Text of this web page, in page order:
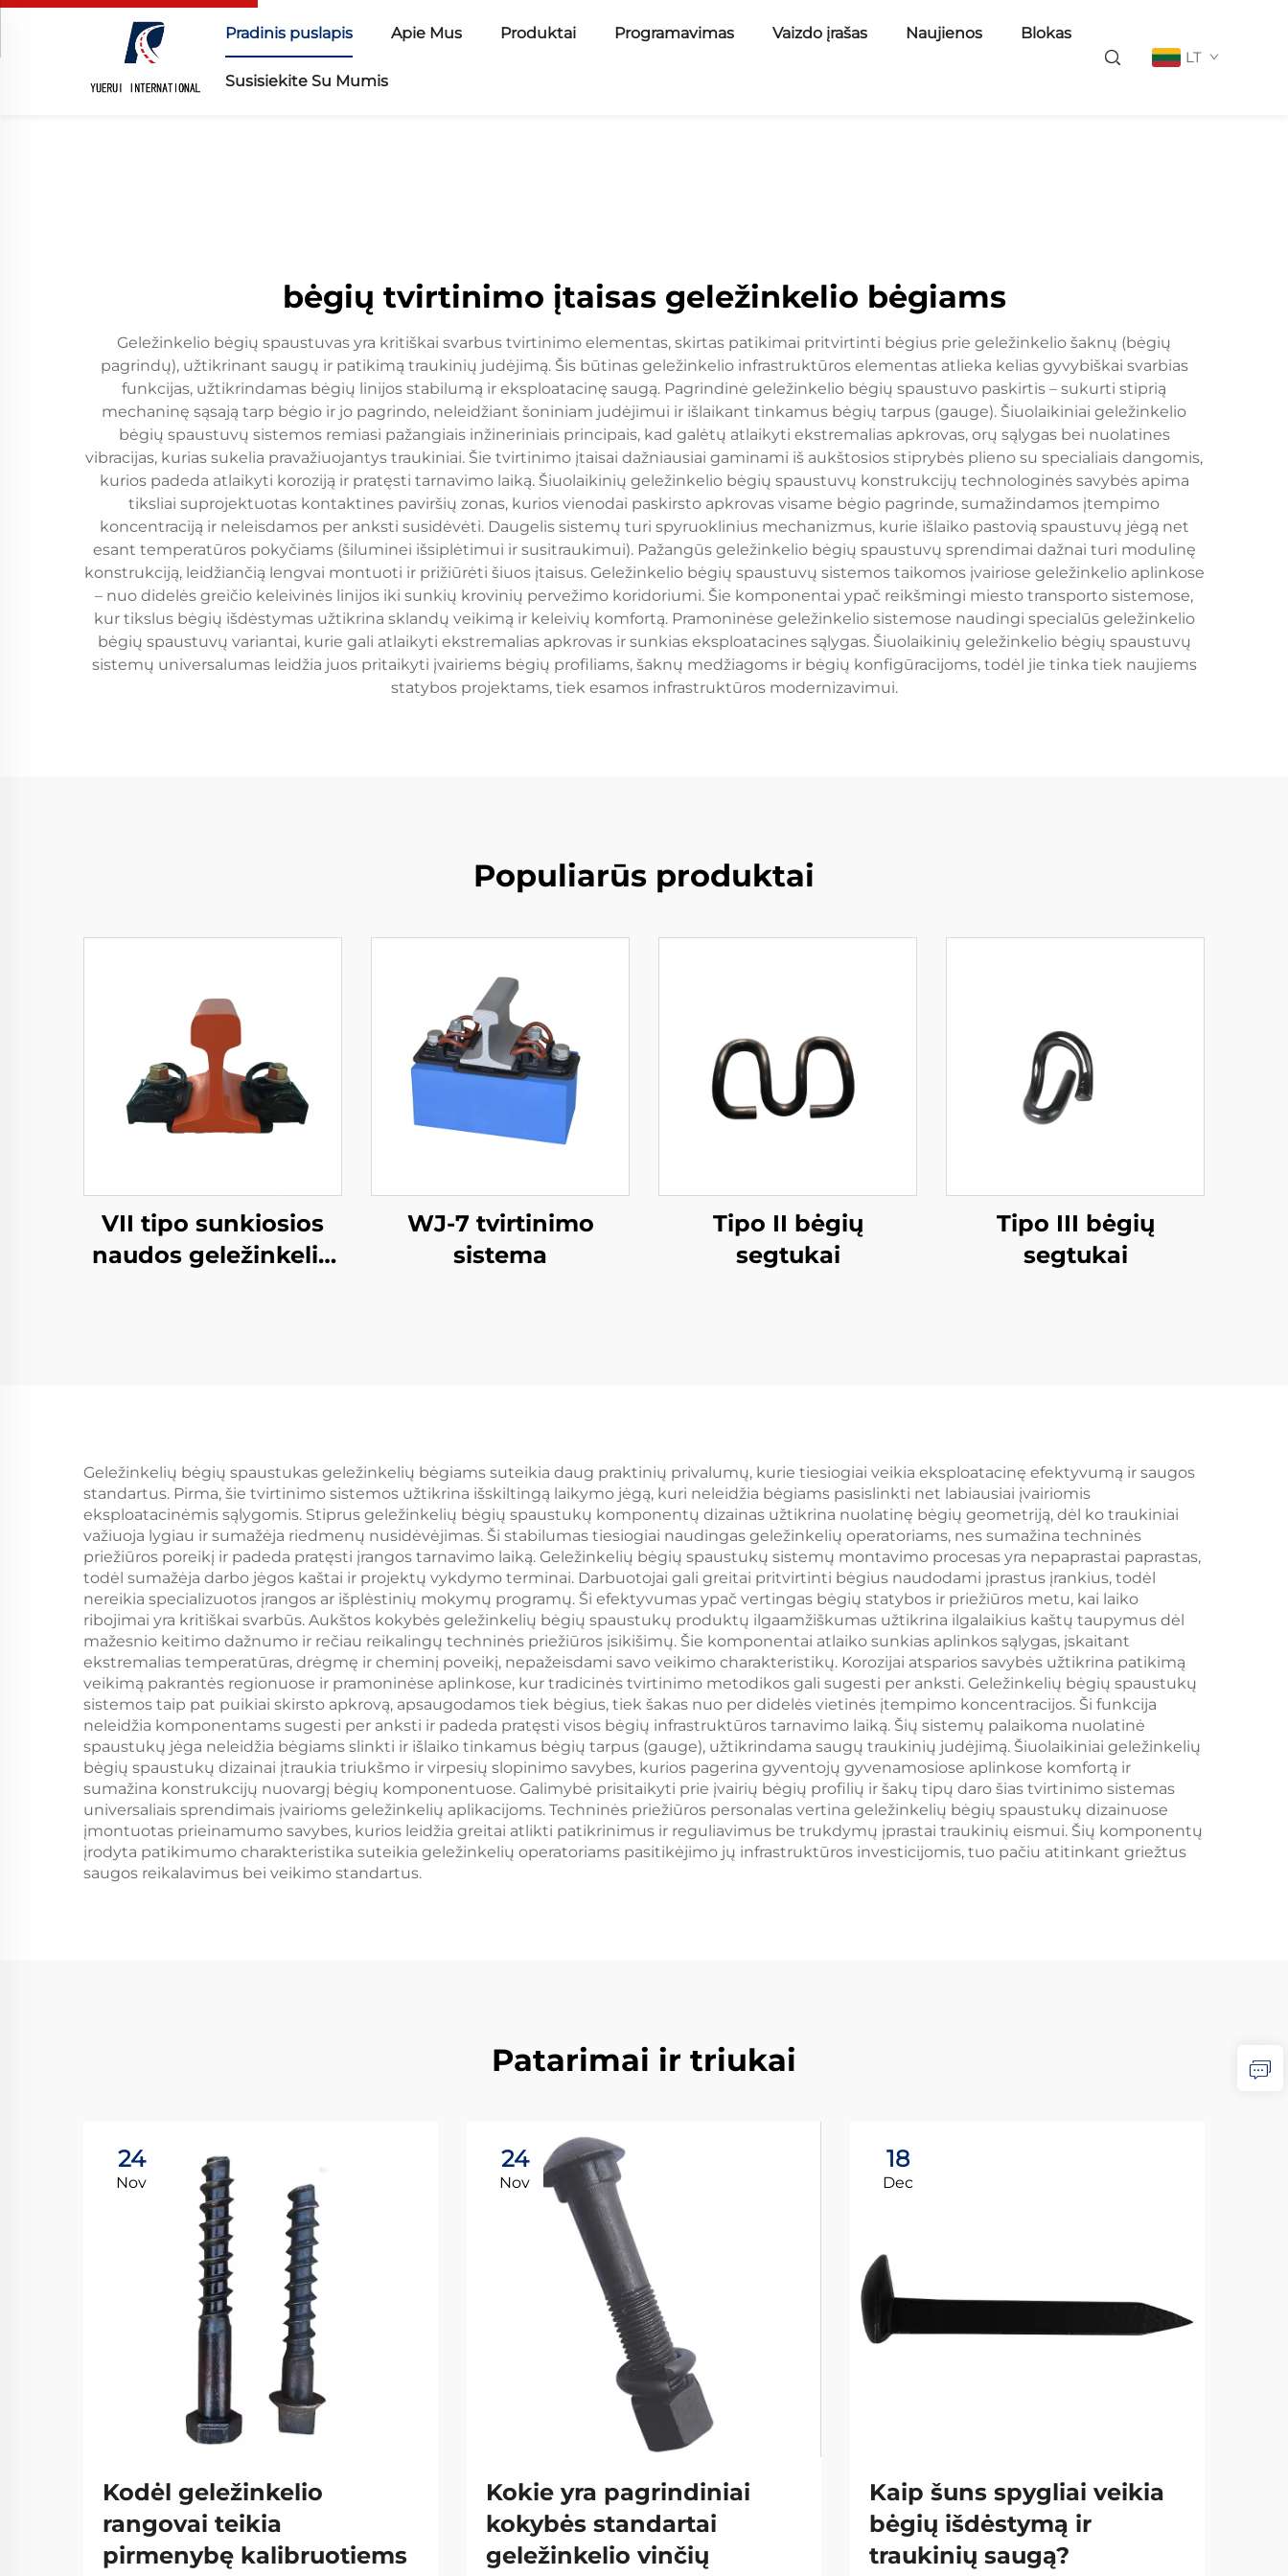
Pradinis puslapis Apie Mus Produktai Programavimas Vaizdo įrašas Naujienos Blokas
Susisiekite Su Mumis
LT
bėgių tvirtinimo įtaisas geležinkelio bėgiams
Geležinkelio bėgių spaustuvas yra kritiškai svarbus tvirtinimo elementas, skirtas patikimai pritvirtinti bėgius prie geležinkelio šaknų (bėgių
pagrindų), užtikrinant saugų ir patikimą traukinių judėjimą. Šis būtinas geležinkelio infrastruktūros elementas atlieka kelias gyvybiškai svarbias
funkcijas, užtikrindamas bėgių linijos stabilumą ir eksploatacinę saugą. Pagrindinė geležinkelio bėgių spaustuvo paskirtis – sukurti stiprią
mechaninę sąsają tarp bėgio ir jo pagrindo, neleidžiant šoniniam judėjimui ir išlaikant tinkamus bėgių tarpus (gauge). Šiuolaikiniai geležinkelio
bėgių spaustuvų sistemos remiasi pažangiais inžineriniais principais, kad galėtų atlaikyti ekstremalias apkrovas, orų sąlygas bei nuolatines
vibracijas, kurias sukelia pravažiuojantys traukiniai. Šie tvirtinimo įtaisai dažniausiai gaminami iš aukštosios stiprybės plieno su specialiais dangomis,
kurios padeda atlaikyti koroziją ir pratęsti tarnavimo laiką. Šiuolaikinių geležinkelio bėgių spaustuvų konstrukcijų technologinės savybės apima
tiksliai suprojektuotas kontaktines paviršių zonas, kurios vienodai paskirsto apkrovas visame bėgio pagrinde, sumažindamos įtempimo
koncentraciją ir neleisdamos per anksti susidėvėti. Daugelis sistemų turi spyruoklinius mechanizmus, kurie išlaiko pastovią spaustuvų jėgą net
esant temperatūros pokyčiams (šiluminei išsiplėtimui ir susitraukimui). Pažangūs geležinkelio bėgių spaustuvų sprendimai dažnai turi modulinę
konstrukciją, leidžiančią lengvai montuoti ir prižiūrėti šiuos įtaisus. Geležinkelio bėgių spaustuvų sistemos taikomos įvairiose geležinkelio aplinkose
– nuo didelės greičio keleivinės linijos iki sunkių krovinių pervežimo koridoriumi. Šie komponentai ypač reikšmingi miesto transporto sistemose,
kur tikslus bėgių išdėstymas užtikrina sklandų veikimą ir keleivių komfortą. Pramoninėse geležinkelio sistemose naudingi specialūs geležinkelio
bėgių spaustuvų variantai, kurie gali atlaikyti ekstremalias apkrovas ir sunkias eksploatacines sąlygas. Šiuolaikinių geležinkelio bėgių spaustuvų
sistemų universalumas leidžia juos pritaikyti įvairiems bėgių profiliams, šaknų medžiagoms ir bėgių konfigūracijoms, todėl jie tinka tiek naujiems
statybos projektams, tiek esamos infrastruktūros modernizavimui.
Populiarūs produktai
VII tipo sunkiosios
naudos geležinkelio
WJ-7 tvirtinimo
sistema
Tipo II bėgių
segtukai
Tipo III bėgių
segtukai
Geležinkelių bėgių spaustukas geležinkelių bėgiams suteikia daug praktinių privalumų, kurie tiesiogiai veikia eksploatacinę efektyvumą ir saugos
standartus. Pirma, šie tvirtinimo sistemos užtikrina išskiltingą laikymo jėgą, kuri neleidžia bėgiams pasislinkti net labiausiai įvairiomis
eksploatacinėmis sąlygomis. Stiprus geležinkelių bėgių spaustukų komponentų dizainas užtikrina nuolatinę bėgių geometriją, dėl ko traukiniai
važiuoja lygiau ir sumažėja riedmenų nusidėvėjimas. Ši stabilumas tiesiogiai naudingas geležinkelių operatoriams, nes sumažina techninės
priežiūros poreikį ir padeda pratęsti įrangos tarnavimo laiką. Geležinkelių bėgių spaustukų sistemų montavimo procesas yra nepaprastai paprastas,
todėl sumažėja darbo jėgos kaštai ir projektų vykdymo terminai. Darbuotojai gali greitai pritvirtinti bėgius naudodami įprastus įrankius, todėl
nereikia specializuotos įrangos ar išplėstinių mokymų programų. Ši efektyvumas ypač vertingas bėgių statybos ir priežiūros metu, kai laiko
ribojimai yra kritiškai svarbūs. Aukštos kokybės geležinkelių bėgių spaustukų produktų ilgaamžiškumas užtikrina ilgalaikius kaštų taupymus dėl
mažesnio keitimo dažnumo ir rečiau reikalingų techninės priežiūros įsikišimų. Šie komponentai atlaiko sunkias aplinkos sąlygas, įskaitant
ekstremalias temperatūras, drėgmę ir cheminį poveikį, nepažeisdami savo veikimo charakteristikų. Korozijai atsparios savybės užtikrina patikimą
veikimą pakrantės regionuose ir pramoninėse aplinkose, kur tradicinės tvirtinimo metodikos gali sugesti per anksti. Geležinkelių bėgių spaustukų
sistemos taip pat puikiai skirsto apkrovą, apsaugodamos tiek bėgius, tiek šakas nuo per didelės vietinės įtempimo koncentracijos. Ši funkcija
neleidžia komponentams sugesti per anksti ir padeda pratęsti visos bėgių infrastruktūros tarnavimo laiką. Šių sistemų palaikoma nuolatinė
spaustukų jėga neleidžia bėgiams slinkti ir išlaiko tinkamus bėgių tarpus (gauge), užtikrindama saugų traukinių judėjimą. Šiuolaikiniai geležinkelių
bėgių spaustukų dizainai įtraukia triukšmo ir virpesių slopinimo savybes, kurios pagerina gyventojų gyvenamosiose aplinkose komfortą ir
sumažina konstrukcijų nuovargį bėgių komponentuose. Galimybė prisitaikyti prie įvairių bėgių profilių ir šakų tipų daro šias tvirtinimo sistemas
universaliais sprendimais įvairioms geležinkelių aplikacijoms. Techninės priežiūros personalas vertina geležinkelių bėgių spaustukų dizainuose
įmontuotas prieinamumo savybes, kurios leidžia greitai atlikti patikrinimus ir reguliavimus be trukdymų įprastai traukinių eismui. Šių komponentų
įrodyta patikimumo charakteristika suteikia geležinkelių operatoriams pasitikėjimo jų infrastruktūros investicijomis, tuo pačiu atitinkant griežtus
saugos reikalavimus bei veikimo standartus.
Patarimai ir triukai
24
Nov
Kodėl geležinkelio
rangovai teikia
pirmenybę kalibruotiems
24
Nov
Kokie yra pagrindiniai
kokybės standartai
geležinkelio vinčių
18
Dec
Kaip šuns spygliai veikia
bėgių išdėstymą ir
traukinių saugą?